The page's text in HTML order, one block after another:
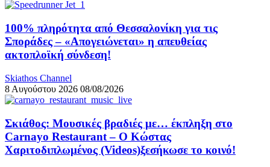
100% πληρότητα από Θεσσαλονίκη για τις
Σποράδες – «Απογειώνεται» η απευθείας
ακτοπλοϊκή σύνδεση!
Skiathos Channel
8 Αυγούστου 2026 08/08/2026
Σκιάθος: Μουσικές βραδιές με… έκπληξη στο
Carnayo Restaurant – Ο Κώστας
Χαριτοδιπλωμένος (Videos)ξεσήκωσε το κοινό!